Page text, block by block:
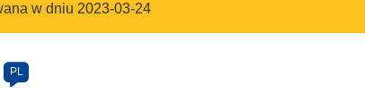
w dniu 2023-03-24
PL